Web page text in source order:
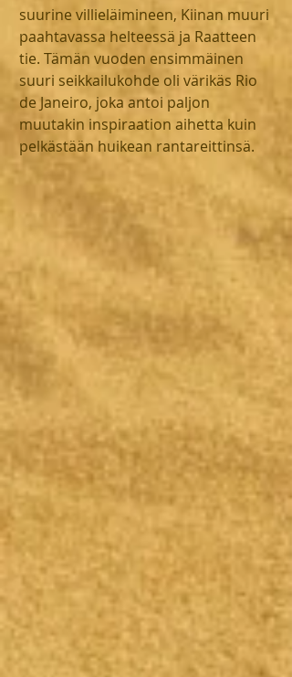
suurine villieläimineen, Kiinan muuri
paahtavassa helteessä ja Raatteen
tie. Tämän vuoden ensimmäinen
suuri seikkailukohde oli värikäs Rio
de Janeiro, joka antoi paljon
muutakin inspiraation aihetta kuin
pelkästään huikean rantareittinsä.